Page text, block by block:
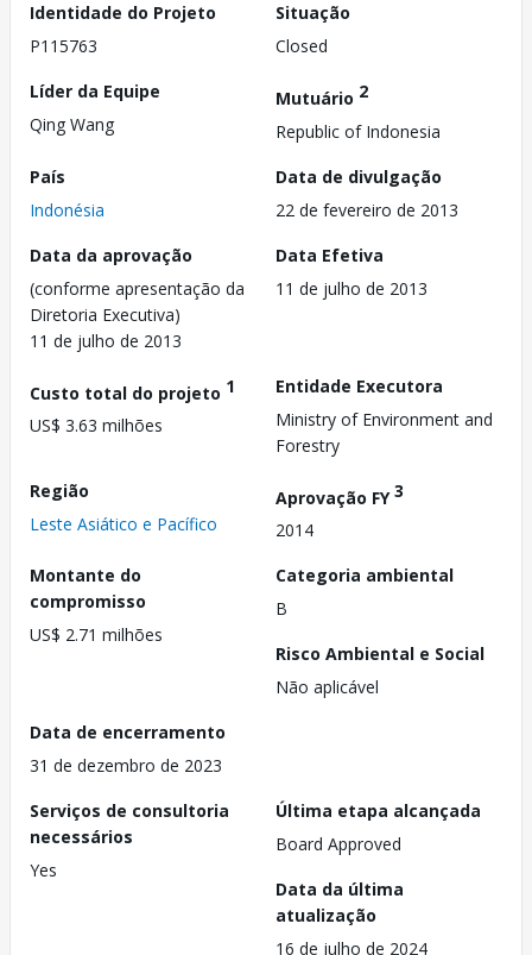
Identidade do Projeto
P115763
Situação
Closed
Líder da Equipe
Qing Wang
Mutuário 2
Republic of Indonesia
País
Indonésia
Data de divulgação
22 de fevereiro de 2013
Data da aprovação
(conforme apresentação da
Diretoria Executiva)
11 de julho de 2013
Data Efetiva
11 de julho de 2013
Custo total do projeto 1
US$ 3.63 milhões
Entidade Executora
Ministry of Environment and
Forestry
Região
Leste Asiático e Pacífico
Aprovação FY3
2014
Montante do
compromisso
US$ 2.71 milhões
Categoria ambiental
B
Risco Ambiental e Social
Não aplicável
Data de encerramento
31 de dezembro de 2023
Serviços de consultoria
necessários
Yes
Última etapa alcançada
Board Approved
Data da última
atualização
16 de julho de 2024